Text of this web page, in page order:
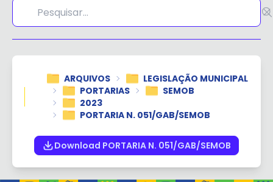
ARQUIVOS
LEGISLAÇÃO MUNICIPAL
PORTARIAS
SEMOB
2023
PORTARIA N. 051/GAB/SEMOB
Download PORTARIA N. 051/GAB/SEMOB